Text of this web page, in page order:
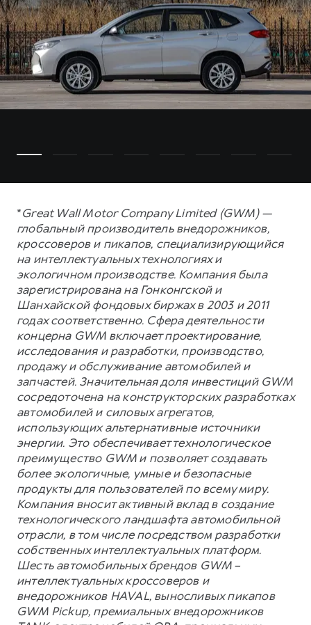
*Great Wall Motor Company Limited (GWM) —
глобальный производитель внедорожников,
кроссоверов и пикапов, специализирующийся
на интеллектуальных технологиях и
экологичном производстве. Компания была
зарегистрирована на Гонконгской и
Шанхайской фондовых биржах в 2003 и 2011
годах соответственно. Сфера деятельности
концерна GWM включает проектирование,
исследования и разработки, производство,
продажу и обслуживание автомобилей и
запчастей. Значительная доля инвестиций GWM
сосредоточена на конструкторских разработках
автомобилей и силовых агрегатов,
использующих альтернативные источники
энергии. Это обеспечивает технологическое
преимущество GWM и позволяет создавать
более экологичные, умные и безопасные
продукты для пользователей по всему миру.
Компания вносит активный вклад в создание
технологического ландшафта автомобильной
отрасли, в том числе посредством разработки
собственных интеллектуальных платформ.
Шесть автомобильных брендов GWM –
интеллектуальных кроссоверов и
внедорожников HAVAL, выносливых пикапов
GWM Pickup, премиальных внедорожников